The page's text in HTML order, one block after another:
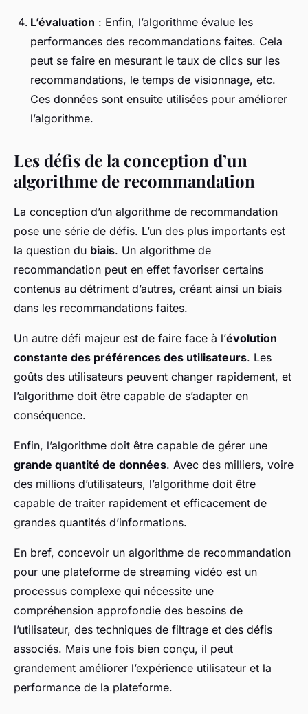
L’évaluation : Enfin, l’algorithme évalue les
performances des recommandations faites. Cela
peut se faire en mesurant le taux de clics sur les
recommandations, le temps de visionnage, etc.
Ces données sont ensuite utilisées pour améliorer
l’algorithme.
Les défis de la conception d’un
algorithme de recommandation
La conception d’un algorithme de recommandation
pose une série de défis. L’un des plus importants est
la question du biais. Un algorithme de
recommandation peut en effet favoriser certains
contenus au détriment d’autres, créant ainsi un biais
dans les recommandations faites.
Un autre défi majeur est de faire face à l’évolution
constante des préférences des utilisateurs. Les
goûts des utilisateurs peuvent changer rapidement, et
l’algorithme doit être capable de s’adapter en
conséquence.
Enfin, l’algorithme doit être capable de gérer une
grande quantité de données. Avec des milliers, voire
des millions d’utilisateurs, l’algorithme doit être
capable de traiter rapidement et efficacement de
grandes quantités d’informations.
En bref, concevoir un algorithme de recommandation
pour une plateforme de streaming vidéo est un
processus complexe qui nécessite une
compréhension approfondie des besoins de
l’utilisateur, des techniques de filtrage et des défis
associés. Mais une fois bien conçu, il peut
grandement améliorer l’expérience utilisateur et la
performance de la plateforme.